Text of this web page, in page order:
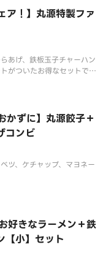
ア！】丸源特製ファ
あげ、鉄板玉子チャーハン
がついたお得なセットで
かずに】丸源餃子＋
コンビ
ツ、ケチャップ、マヨネー
好きなラーメン＋鉄
【小】セット